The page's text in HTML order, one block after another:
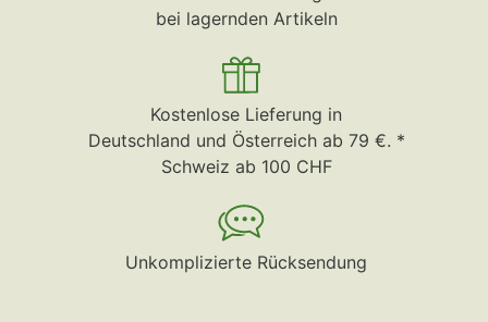
bei lagernden Artikeln
Kostenlose Lieferung in
Deutschland und Österreich ab 79 €. *
Schweiz ab 100 CHF
Unkomplizierte Rücksendung